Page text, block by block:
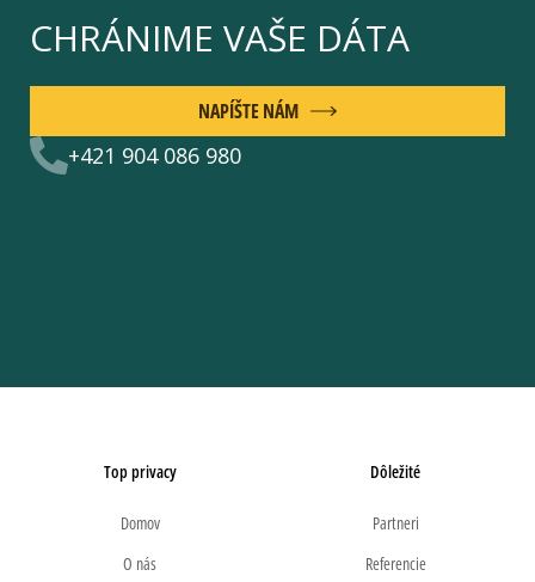
CHRÁNIME VAŠE DÁTA
+421 904 086 980
NAPÍŠTE NÁM
Top privacy
Domov
O nás
Dôležité
Partneri
Referencie